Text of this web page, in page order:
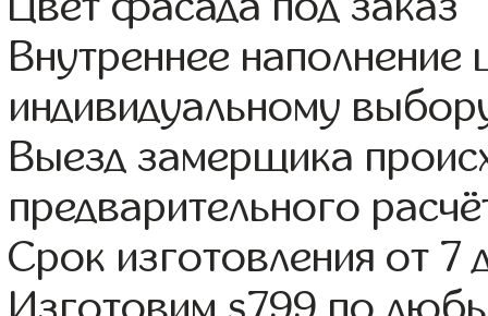
Внутреннее
индивидуальному
Выезд замерщика
предварительного
Срок изготовления от 7